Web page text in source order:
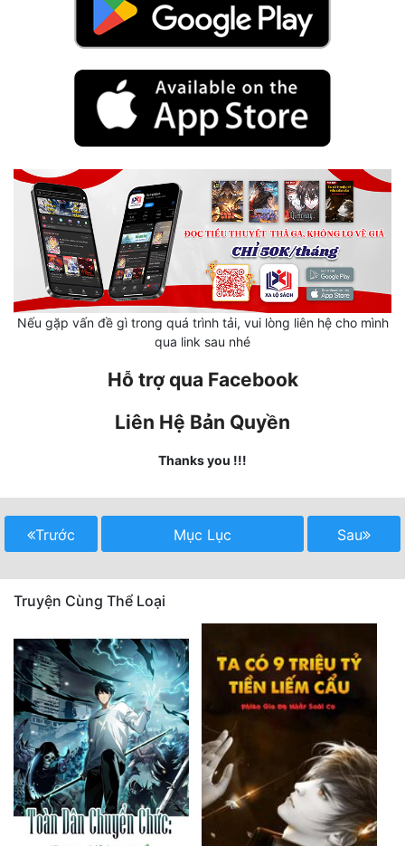
Ngôn Tình
Ngược
Nữ Cường
Nữ Phụ
Phong Thủy - Tâm Linh
Sủng
Thanh Xuân
Tiên Hiệp
Tiểu Thuyết
Trinh Thám
Triều Đấu
Trùng Sinh
Trọng Sinh
Nếu gặp vấn đề gì trong quá trình tải, vui lòng liên hệ cho mình
qua link sau nhé
Hỗ trợ qua Facebook
Liên Hệ Bản Quyền
Thanks you !!!
Trước Mục Lục Sau
Truyện Cùng Thể Loại